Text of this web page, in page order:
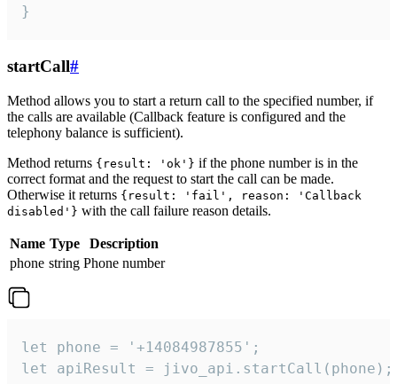
}
startCall#
Method allows you to start a return call to the specified number, if
the calls are available (Callback feature is configured and the
telephony balance is sufficient).
Method returns {result: 'ok'} if the phone number is in the
correct format and the request to start the call can be made.
Otherwise it returns {result: 'fail', reason: 'Callback
disabled'} with the call failure reason details.
Name Type
Description
phone string Phone number
let phone = '+14084987855';
let apiResult = jivo_api.startCall(phone);